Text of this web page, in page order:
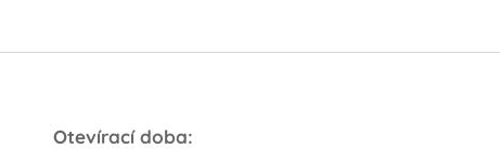
Otevírací doba: